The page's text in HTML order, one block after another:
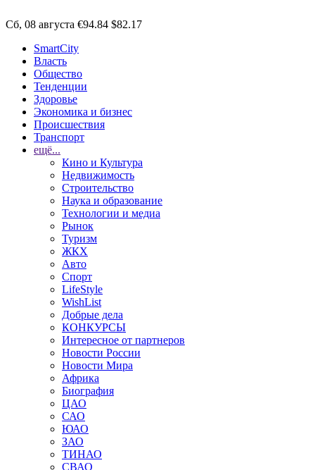
Сб, 08 августа €94.84 $82.17
SmartCity
Власть
Общество
Тенденции
Здоровье
Экономика и бизнес
Происшествия
Транспорт
ещё...
Кино и Культура
Недвижимость
Строительство
Наука и образование
Технологии и медиа
Рынок
Туризм
ЖКХ
Авто
Спорт
LifeStyle
WishList
Добрые дела
КОНКУРСЫ
Интересное от партнеров
Новости России
Новости Мира
Африка
Биография
ЦАО
САО
ЮАО
ЗАО
ТИНАО
СВАО